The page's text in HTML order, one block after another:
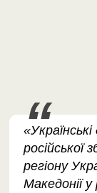
російської
регіону
Македонії